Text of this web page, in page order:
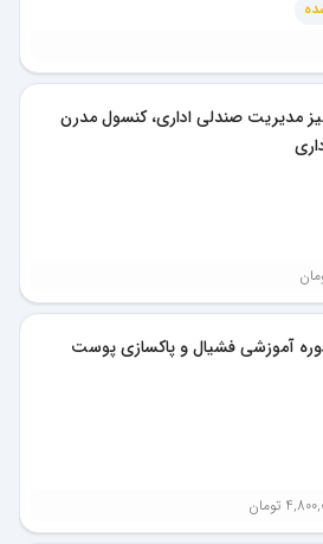
مدیریت صندلی اداری، کنسول مدرن
آموزشی فشیال و پاکسازی پوست
تومان